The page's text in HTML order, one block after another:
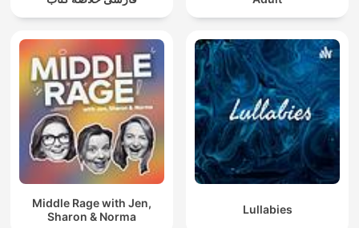
#słuchowiska
#dladzieci
#rodzina
Middle Rage with Jen,
Sharon & Norma
Lullabies